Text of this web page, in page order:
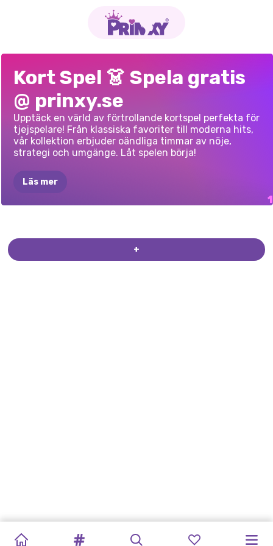
Kort Spel 👗 Spela gratis
@ prinxy.se
Upptäck en värld av förtrollande kortspel perfekta för
tjejspelare! Från klassiska favoriter till moderna hits,
vår kollektion erbjuder oändliga timmar av nöje,
strategi och umgänge. Låt spelen börja!
Läs mer
+